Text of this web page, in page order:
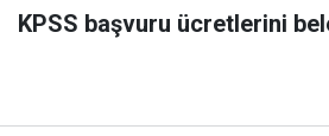
KPSS başvuru ücretlerini